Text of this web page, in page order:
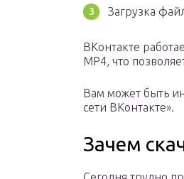
Загрузка
ВКонтакте
MP4, что
Вам может быть
сети ВКонтакте».
Зачем